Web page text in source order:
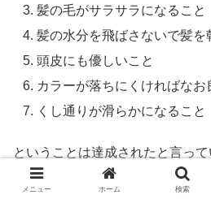
髪の毛がサラサラになること
髪の水分を飛ばさないで髪を
頭皮にも優しいこと
カラーが落ちにくければなお
くし通りが滑らかになること
ということは達成されたと言って
詳しくはこちらの記事を載せて
メニュー ホーム 検索